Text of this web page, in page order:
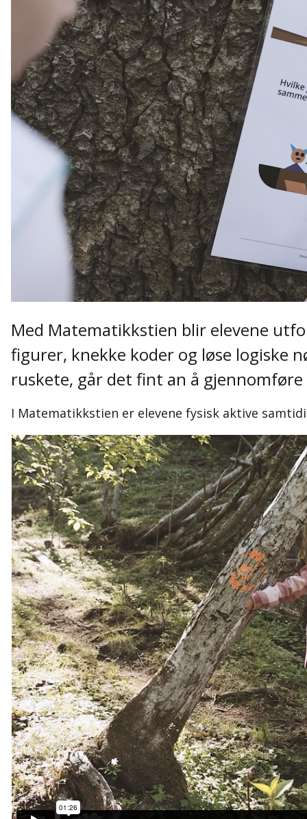
Med Matematikkstien blir elevene
figurer, knekke koder og løse logiske
ruskete, går det fint an å
I Matematikkstien er elevene fysisk aktive